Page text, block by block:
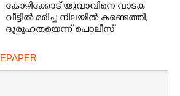
കോഴിക്കോട് യുവാവിനെ വാടക
വീട്ടിൽ മരിച്ച നിലയിൽ കണ്ടെത്തി,
ദുരൂഹതയെന്ന് പൊലീസ്
EPAPER